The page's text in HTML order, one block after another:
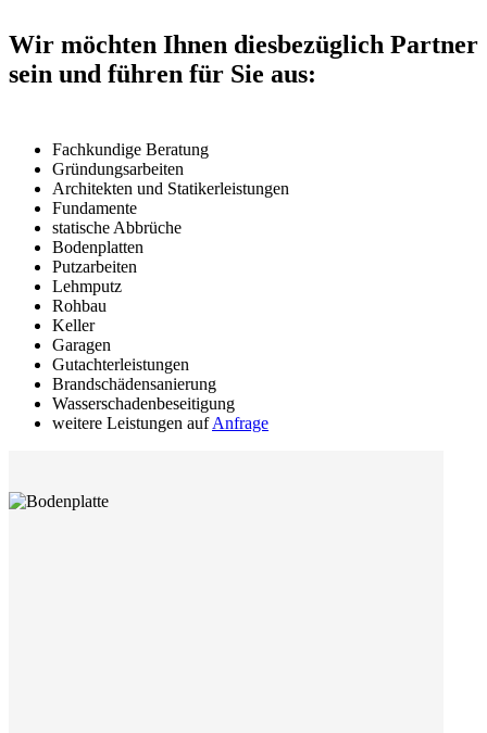
Wir möchten Ihnen diesbezüglich Partner
sein und führen für Sie aus:
Fachkundige Beratung
Gründungsarbeiten
Architekten und Statikerleistungen
Fundamente
statische Abbrüche
Bodenplatten
Putzarbeiten
Lehmputz
Rohbau
Keller
Garagen
Gutachterleistungen
Brandschädensanierung
Wasserschadenbeseitigung
weitere Leistungen aufAnfrage